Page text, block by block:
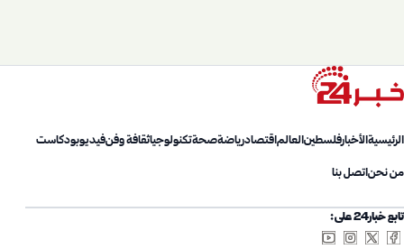
الرئيسيةالأخبارفلسطينالعالماقتصادرياضةصحةتكنولوجياثقافة وفنفيديوبودكاست
من نحناتصل بنا
تابع خبار24 على: